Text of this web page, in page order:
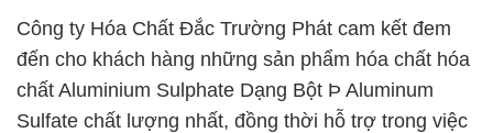
Công ty Hóa Chất Đắc Trường Phát cam kết đem
đến cho khách hàng những sản phẩm hóa chất hóa
chất Aluminium Sulphate Dạng Bột Þ Aluminum
Sulfate chất lượng nhất, đồng thời hỗ trợ trong việc